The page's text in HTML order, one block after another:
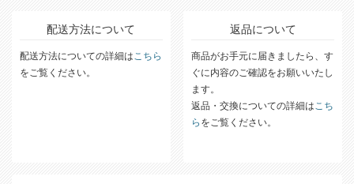
配送方法について 返品について
商品がお手元に届きましたら、す
ぐに内容のご確認をお願いいたし
ます。